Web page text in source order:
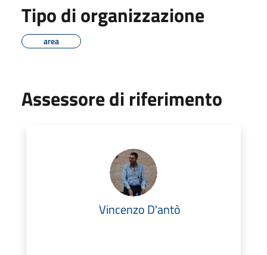
Tipo di organizzazione
area
Assessore di riferimento
Vincenzo D'antò